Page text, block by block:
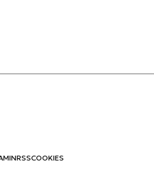
RSSCOOKIES